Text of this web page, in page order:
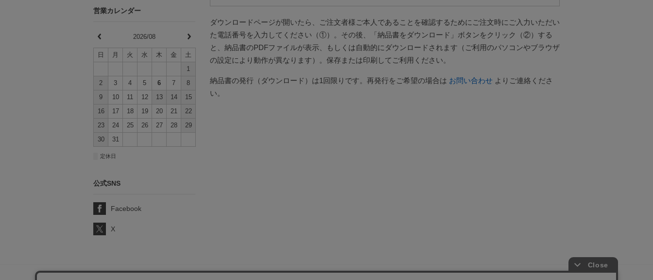
ダウンロードページが開いたら、ご注文者様ご本人であることを確認するためにご注文時にご入力いただい
た電話番号を入力してください（①）。その後、「納品書をダウンロード」ボタンをクリック（②）する
と、納品書のPDFファイルが表示、もしくは自動的にダウンロードされます（ご利用のパソコンやブラウザ
の設定により動作が異なります）。保存または印刷してご利用ください。
納品書の発行（ダウンロード）は1回限りです。再発行をご希望の場合は お問い合わせ よりご連絡くださ
い。
営業カレンダー
2026/08
日 月 火 水 木 金
土
1
2
3 4 5 6 7
8
9
10 11 12 13 14
15
16
17 18 19 20 21
22
23
24 25 26 27 28
29
30
31
定休日
公式SNS
Facebook
X